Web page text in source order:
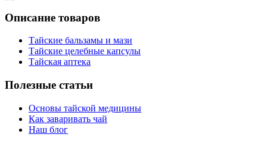
Описание товаров
Тайские бальзамы и мази
Тайские целебные капсулы
Тайская аптека
Полезные статьи
Основы тайской медицины
Как заваривать чай
Наш блог